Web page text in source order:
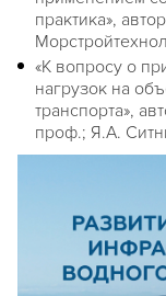
практика»,
«К вопросу о
нагрузок на
транспорта»,
проф.; Я.А.